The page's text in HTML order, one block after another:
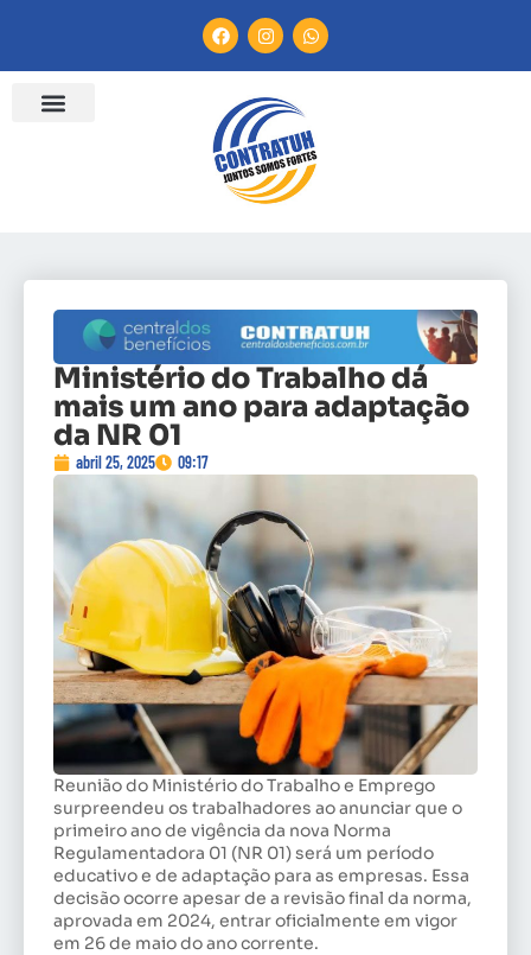
Ministério do Trabalho dá
mais um ano para adaptação
da NR 01
abril 25, 2025 09:17
Reunião do Ministério do Trabalho e Emprego
surpreendeu os trabalhadores ao anunciar que o
primeiro ano de vigência da nova Norma
Regulamentadora 01 (NR 01) será um período
educativo e de adaptação para as empresas. Essa
decisão ocorre apesar de a revisão final da norma,
aprovada em 2024, entrar oficialmente em vigor
em 26 de maio do ano corrente.